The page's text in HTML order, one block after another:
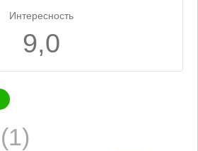
Интересность
9,0
(1)